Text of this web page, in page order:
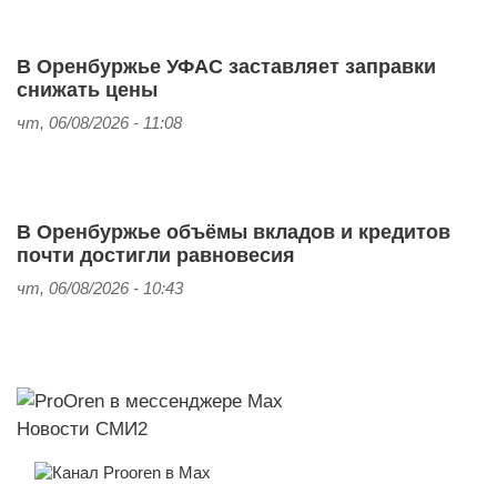
В Оренбуржье УФАС заставляет заправки
снижать цены
чт, 06/08/2026 - 11:08
В Оренбуржье объёмы вкладов и кредитов
почти достигли равновесия
чт, 06/08/2026 - 10:43
Новости СМИ2